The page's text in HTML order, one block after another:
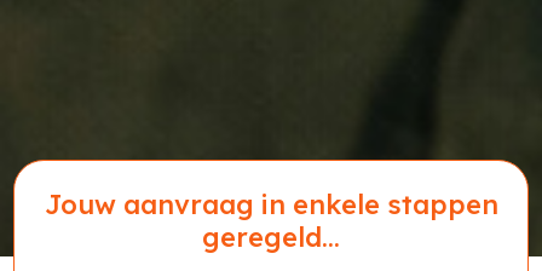
Jouw aanvraag in enkele stappen
geregeld...